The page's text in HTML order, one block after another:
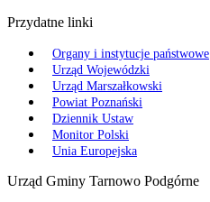
Przydatne linki
Organy i instytucje państwowe
Urząd Wojewódzki
Urząd Marszałkowski
Powiat Poznański
Dziennik Ustaw
Monitor Polski
Unia Europejska
Urząd Gminy Tarnowo Podgórne